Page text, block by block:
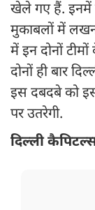
खेले गए हैं. इनमें
मुकाबलों में
में इन दोनों
दोनों ही बार
इस दबदबे को
पर उतरेगी.
दिल्ली